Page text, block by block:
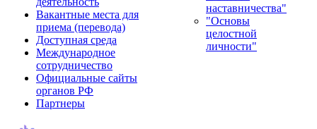
Вакантные места для
приема (перевода)
Доступная среда
Международное
сотрудничество
Официальные сайты
органов РФ
Партнеры
наставничества"
"Основы
целостной
личности"